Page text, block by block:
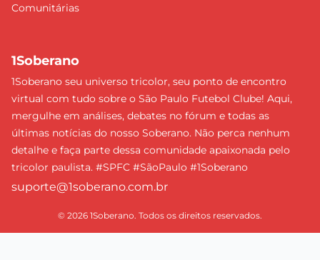
Comunitárias
1Soberano
1Soberano seu universo tricolor, seu ponto de encontro
virtual com tudo sobre o São Paulo Futebol Clube! Aqui,
mergulhe em análises, debates no fórum e todas as
últimas notícias do nosso Soberano. Não perca nenhum
detalhe e faça parte dessa comunidade apaixonada pelo
tricolor paulista. #SPFC #SãoPaulo #1Soberano
suporte@1soberano.com.br
© 2026 1Soberano. Todos os direitos reservados.